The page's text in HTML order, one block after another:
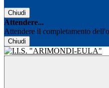
Chiudi
Attendere...
Attendere il completamento
Chiudi